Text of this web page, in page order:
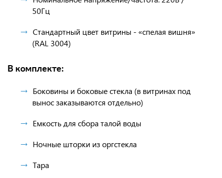
50Гц
Стандартный цвет витрины - «спелая вишня»
(RAL 3004)
В комплекте:
Боковины и боковые стекла (в витринах под
вынос заказываются отдельно)
Емкость для сбора талой воды
Ночные шторки из оргстекла
Тара